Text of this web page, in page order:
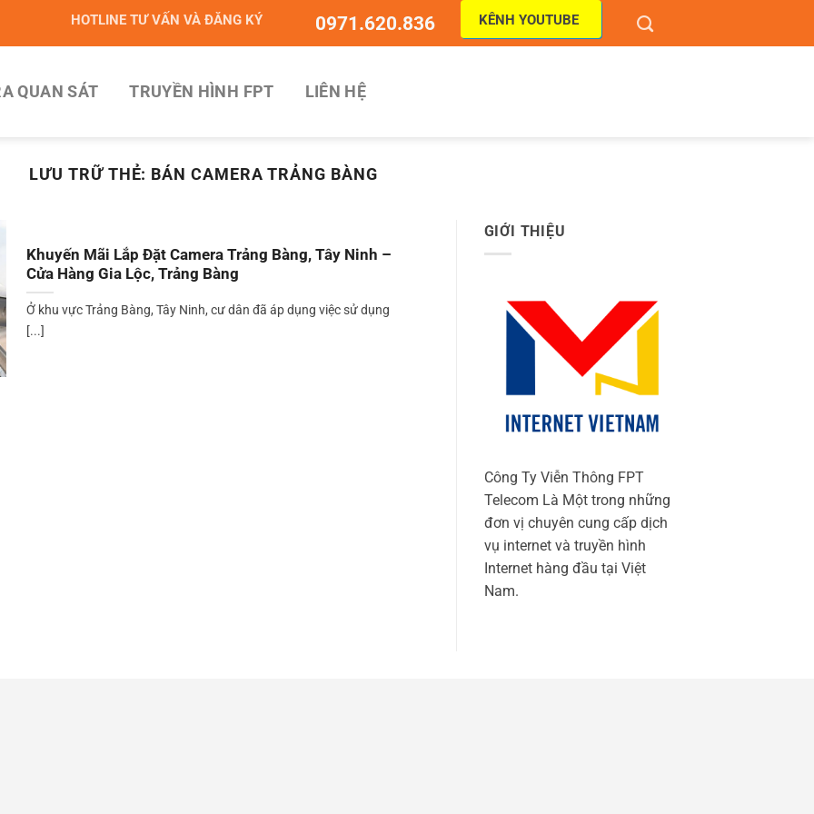
HOTLINE TƯ VẤN VÀ ĐĂNG KÝ 0971.620.836 KÊNH YOUTUBE
QUAN SÁT TRUYỀN HÌNH FPT LIÊN HỆ
LƯU TRỮ THẺ: BÁN CAMERA TRẢNG BÀNG
Khuyến Mãi Lắp Đặt Camera Trảng Bàng, Tây Ninh –
Cửa Hàng Gia Lộc, Trảng Bàng
Ở khu vực Trảng Bàng, Tây Ninh, cư dân đã áp dụng việc sử dụng
[...]
GIỚI THIỆU
Công Ty Viễn Thông FPT
Telecom Là Một trong những
đơn vị chuyên cung cấp dịch
vụ internet và truyền hình
Internet hàng đầu tại Việt
Nam.